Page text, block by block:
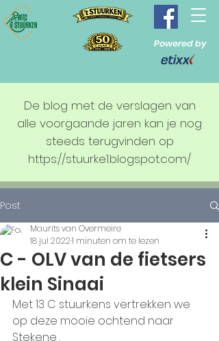
Powered by
De blog met de verslagen van
alle voorgaande jaren kan je nog
steeds terugvinden op
https://stuurke1.blogspot.com/
Post
C - OLV van de fietsers
klein Sinaai
Maurits van Overmeire
18 jul 20221 minuten om te lezen
Met 13 C stuurkens vertrekken we
op deze mooie ochtend naar
Stekene .